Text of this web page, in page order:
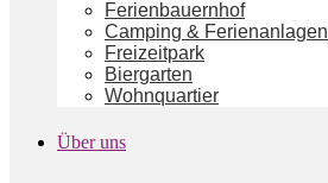
Ferienbauernhof
Camping & Ferienanlagen
Freizeitpark
Biergarten
Wohnquartier
Über uns